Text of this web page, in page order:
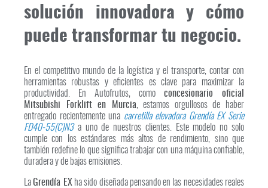
solución innovadora y cómo
puede transformar tu negocio.
En el competitivo mundo de la logística y el transporte, contar con
herramientas robustas y eficientes es clave para maximizar la
productividad. En Autofrutos, comoconcesionario oficial
Mitsubishi Forklift en Murcia, estamos orgullosos de haber
entregado recientemente una carretilla elevadora Grendía EX Serie
FD40-55(C)N3a uno de nuestros clientes. Este modelo no solo
cumple con los estándares más altos de rendimiento, sino que
también redefine lo que significa trabajar con una máquina confiable,
duradera y de bajas emisiones.
LaGrendía EX ha sido diseñada pensando en las necesidades reales